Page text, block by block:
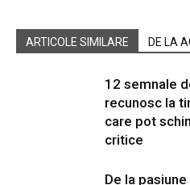
ARTICOLE SIMILARE DE LA
12 semnale
recunosc la
care pot
critice
De la